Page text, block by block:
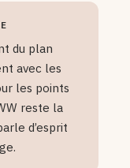
du plan
avec les
les points
reste la
d’esprit